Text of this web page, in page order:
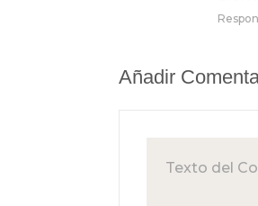
Añadir